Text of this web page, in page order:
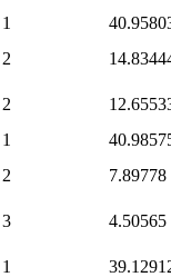
1
2
2
1
2 7.89778
3 4.50565
1